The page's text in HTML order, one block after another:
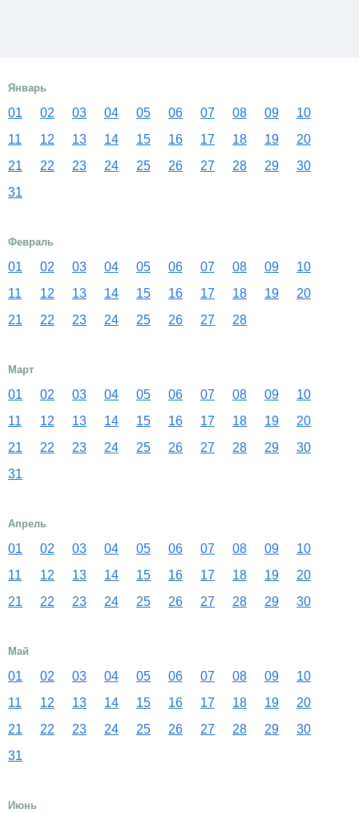
Январь
01 02 03 04 05 06 07 08 09
10
11
12 13 14 15 16 17 18 19
20
21
22 23 24 25 26 27 28 29
30
31
Февраль
01 02 03 04 05 06 07 08 09
10
11
12 13 14 15 16 17 18 19
20
21
22 23 24 25 26 27 28
Март
01 02 03 04 05 06 07 08 09
10
11
12 13 14 15 16 17 18 19
20
21
22 23 24 25 26 27 28 29
30
31
Апрель
01 02 03 04 05 06 07 08 09
10
11
12 13 14 15 16 17 18 19
20
21
22 23 24 25 26 27 28 29 30
Май
01 02 03 04 05 06 07 08 09
10
11
12 13 14 15 16 17 18 19
20
21
22 23 24 25 26 27 28 29
30
31
Июнь